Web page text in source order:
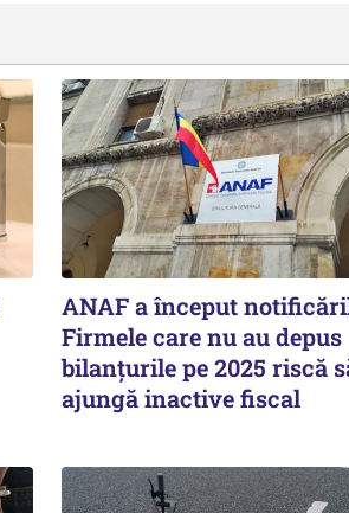
ANAF a început
Firmele care nu au depus
bilanțurile pe 2025 riscă
ajungă inactive fiscal